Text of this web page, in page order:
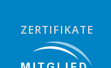
ZERTIFIKATE